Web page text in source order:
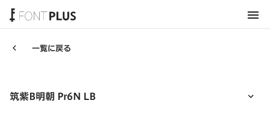
ホーム 一覧に戻る